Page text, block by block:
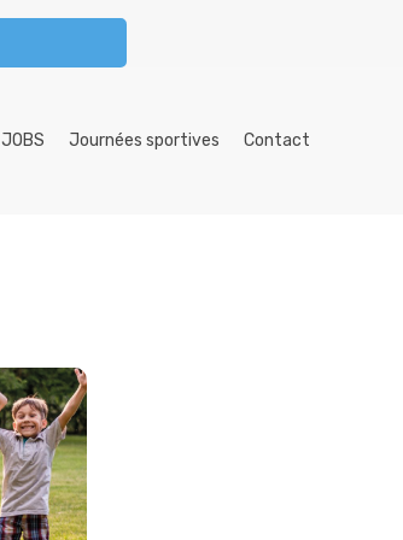
JOBS Journées sportives Contact